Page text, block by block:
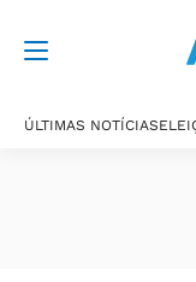
ÚLTIMAS NOTÍCIAS